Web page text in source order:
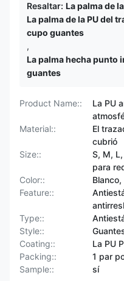
Resaltar: La palma de
La palma de la PU del
cupo guantes
,
La palma hecha punto
guantes
Product Name::
La PU
Material::
El
cubrió
Size::
S, M,
para
Color::
Feature::
Type::
Style::
Coating::
La PU
Packing::
1 par
Sample::
sí